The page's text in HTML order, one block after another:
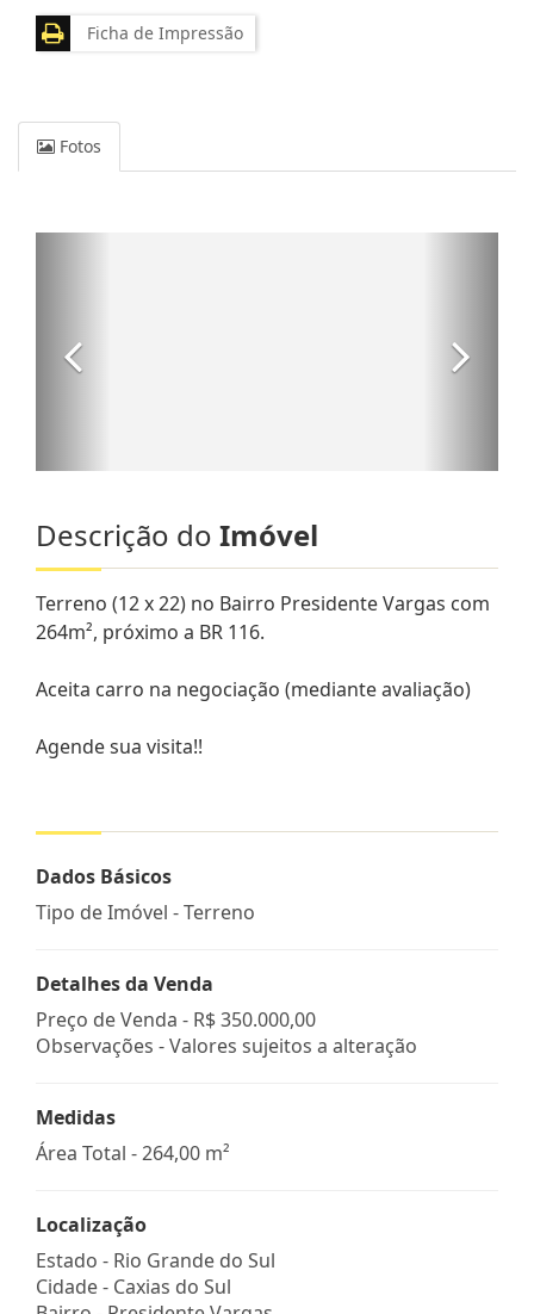
Ficha de Impressão
Fotos
Descrição do Imóvel
Terreno (12 x 22) no Bairro Presidente Vargas com
264m², próximo a BR 116.
Aceita carro na negociação (mediante avaliação)
Agende sua visita!!
Dados Básicos
Tipo de Imóvel - Terreno
Detalhes da Venda
Preço de Venda - R$ 350.000,00
Observações - Valores sujeitos a alteração
Medidas
Área Total - 264,00 m²
Localização
Estado - Rio Grande do Sul
Cidade - Caxias do Sul